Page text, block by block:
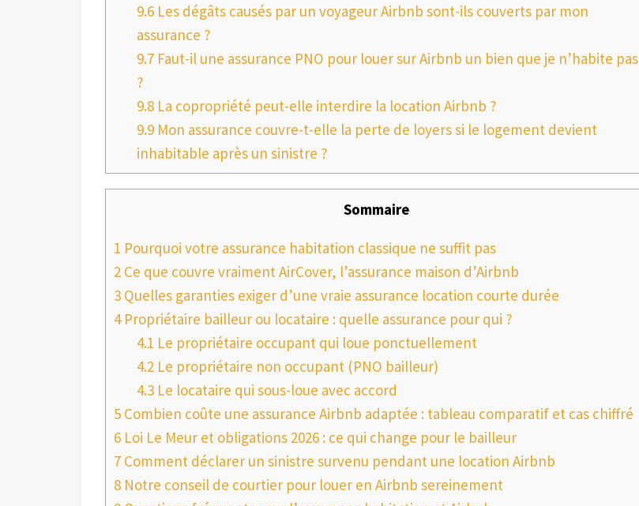
9.6Les dégâts causés par un voyageur Airbnb sont-ils couverts par mon
assurance ?
9.7Faut-il une assurance PNO pour louer sur Airbnb un bien que je n’habite pas
?
9.8La copropriété peut-elle interdire la location Airbnb ?
9.9Mon assurance couvre-t-elle la perte de loyers si le logement devient
inhabitable après un sinistre ?
Sommaire
1 Pourquoi votre assurance habitation classique ne suffit pas
2 Ce que couvre vraiment AirCover, l’assurance maison d’Airbnb
3 Quelles garanties exiger d’une vraie assurance location courte durée
4Propriétaire bailleur ou locataire : quelle assurance pour qui ?
4.1 Le propriétaire occupant qui loue ponctuellement
4.2Le propriétaire non occupant (PNO bailleur)
4.3Le locataire qui sous-loue avec accord
5 Combien coûte une assurance Airbnb adaptée : tableau comparatif et cas chiffré
6 Loi Le Meur et obligations 2026 : ce qui change pour le bailleur
7 Comment déclarer un sinistre survenu pendant une location Airbnb
8 Notre conseil de courtier pour louer en Airbnb sereinement